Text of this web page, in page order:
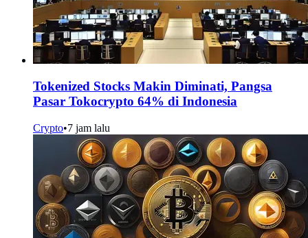
Tokenized Stocks Makin Diminati, Pangsa
Pasar Tokocrypto 64% di Indonesia
Crypto•7 jam lalu